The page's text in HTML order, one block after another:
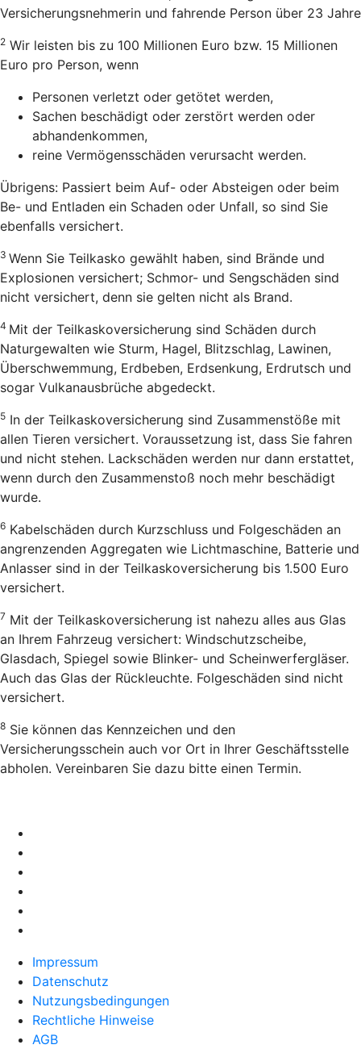
Versicherungsnehmerin und fahrende Person über 23 Jahre
2 Wir leisten bis zu 100 Millionen Euro bzw. 15 Millionen
Euro pro Person, wenn
Personen verletzt oder getötet werden,
Sachen beschädigt oder zerstört werden oder
abhandenkommen,
reine Vermögensschäden verursacht werden.
Übrigens: Passiert beim Auf- oder Absteigen oder beim
Be- und Entladen ein Schaden oder Unfall, so sind Sie
ebenfalls versichert.
3 Wenn Sie Teilkasko gewählt haben, sind Brände und
Explosionen versichert; Schmor- und Sengschäden sind
nicht versichert, denn sie gelten nicht als Brand.
4 Mit der Teilkaskoversicherung sind Schäden durch
Naturgewalten wie Sturm, Hagel, Blitzschlag, Lawinen,
Überschwemmung, Erdbeben, Erdsenkung, Erdrutsch und
sogar Vulkanausbrüche abgedeckt.
5 In der Teilkaskoversicherung sind Zusammenstöße mit
allen Tieren versichert. Voraussetzung ist, dass Sie fahren
und nicht stehen. Lackschäden werden nur dann erstattet,
wenn durch den Zusammenstoß noch mehr beschädigt
wurde.
6 Kabelschäden durch Kurzschluss und Folgeschäden an
angrenzenden Aggregaten wie Lichtmaschine, Batterie und
Anlasser sind in der Teilkaskoversicherung bis 1.500 Euro
versichert.
7 Mit der Teilkaskoversicherung ist nahezu alles aus Glas
an Ihrem Fahrzeug versichert: Windschutzscheibe,
Glasdach, Spiegel sowie Blinker- und Scheinwerfergläser.
Auch das Glas der Rückleuchte. Folgeschäden sind nicht
versichert.
8 Sie können das Kennzeichen und den
Versicherungsschein auch vor Ort in Ihrer Geschäftsstelle
abholen. Vereinbaren Sie dazu bitte einen Termin.
Impressum
Datenschutz
Nutzungsbedingungen
Rechtliche Hinweise
AGB